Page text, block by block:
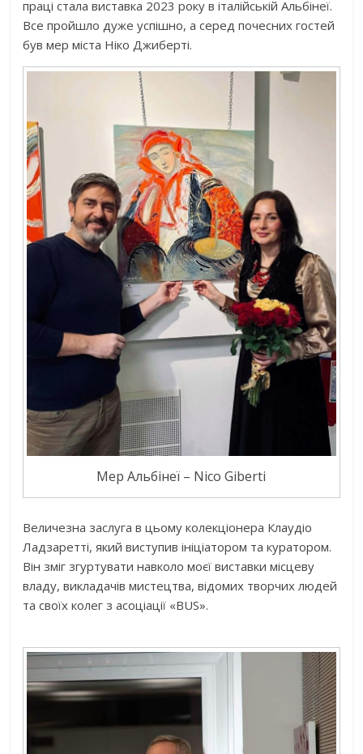
праці стала виставка 2023 року в італійській Альбінеї.
Все пройшло дуже успішно, а серед почесних гостей
був мер міста Ніко Джиберті.
Мер Альбінеї – Nico Giberti
Величезна заслуга в цьому колекціонера Клаудіо
Ладзаретті, який виступив ініціатором та куратором.
Він зміг згуртувати навколо моєї виставки місцеву
владу, викладачів мистецтва, відомих творчих людей
та своїх колег з асоціації «BUS».